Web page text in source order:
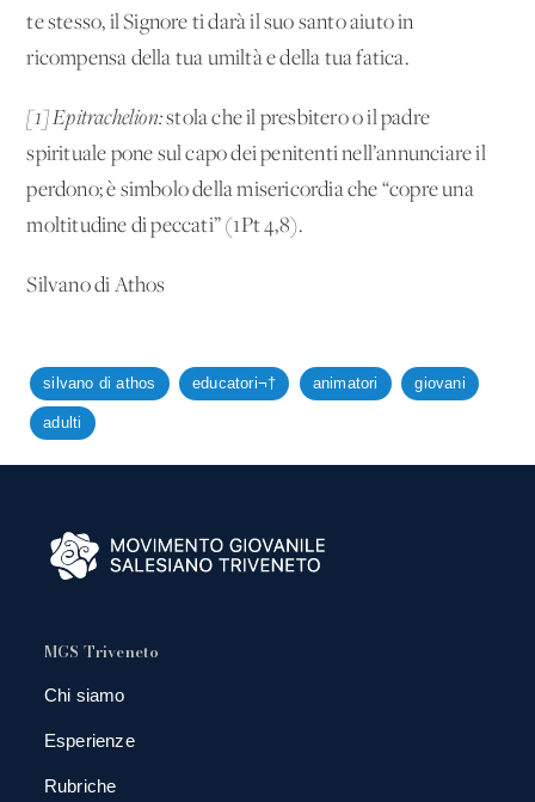
te stesso, il Signore ti darà il suo santo aiuto in
ricompensa della tua umiltà e della tua fatica.
[1] Epitrachelion:stola che il presbitero o il padre
spirituale pone sul capo dei penitenti nell’annunciare il
perdono; è simbolo della misericordia che “copre una
moltitudine di peccati” (1Pt 4,8).
Silvano di Athos
silvano di athos educatori¬† animatori giovani
adulti
MGS Triveneto
Chi siamo
Esperienze
Rubriche